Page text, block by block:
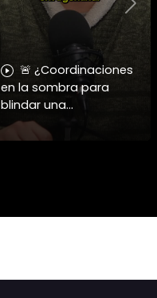
🚨 ¿Coordinaciones
en la sombra para
blindar una
candidatura
presidencial? Nuevos